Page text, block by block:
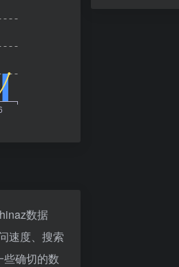
数据
速度、搜索
确切的数